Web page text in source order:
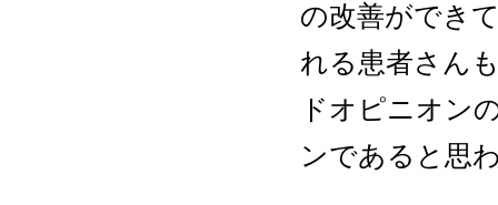
の改善ができ
れる患者さん
ドオピニオン
ンであると思